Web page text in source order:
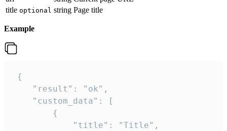
title optional string Page title
Example
{
    "result": "ok",
    "custom_data": [
        {
            "title": "Title",